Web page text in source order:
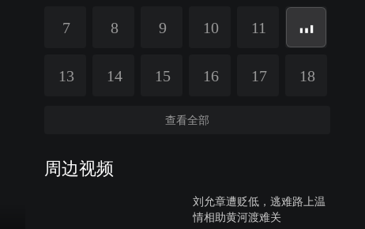
7 8 9 10 11
13 14 15 16 17 18
查看全部
周边视频
刘允章遭贬低，逃难路上温
情相助黄河渡难关